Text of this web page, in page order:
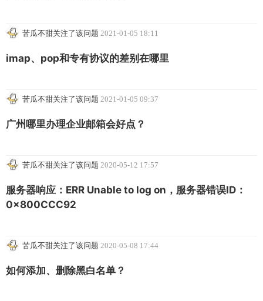
苦瓜不甜关注了该问题 2021-01-05 18:11
imap、pop和专有协议的差别在哪里
苦瓜不甜关注了该问题 2021-01-05 09:37
广州哪里办理企业邮箱会好点？
苦瓜不甜关注了该问题 2020-05-12 17:57
服务器响应：ERR Unable to log on，服务器错误ID：
0x800CCC92
苦瓜不甜关注了该问题 2020-05-08 17:44
如何添加、删除黑白名单？